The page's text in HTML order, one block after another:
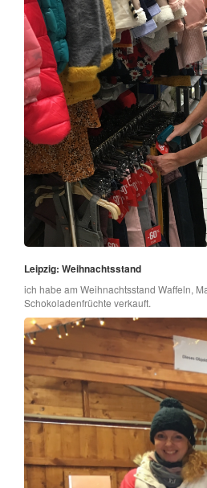
Leipzig: Weihnachtsstand
ich habe am Weihnachtsstand Waffeln,
Schokoladenfrüchte verkauft.